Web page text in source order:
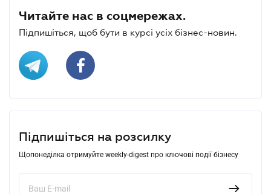
Читайте нас в соцмережах.
Підпишіться, щоб бути в курсі усіх бізнес-новин.
Підпишіться на розсилку
Щопонеділка отримуйте weekly-digest про ключові події бізнесу